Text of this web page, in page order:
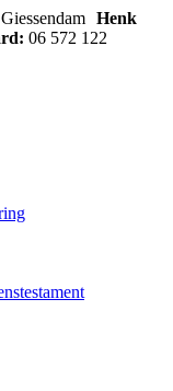
Henk
06 572 122